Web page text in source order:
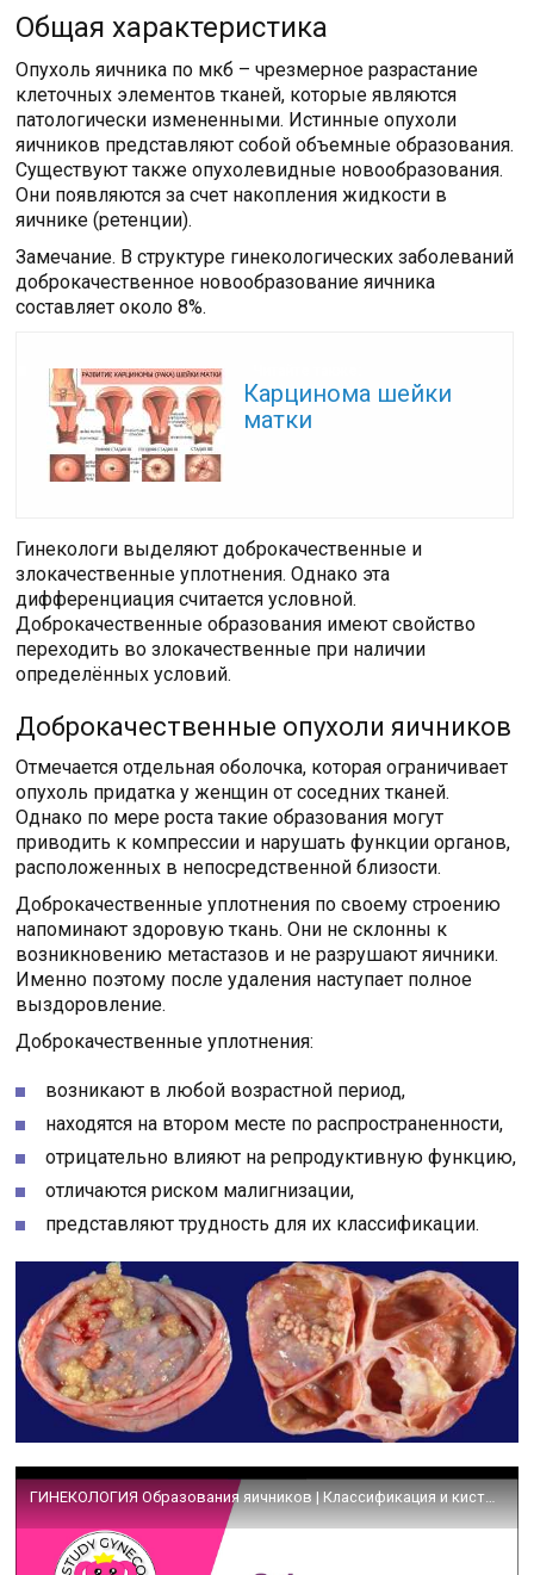
Общая характеристика
Опухоль яичника по мкб – чрезмерное разрастание
клеточных элементов тканей, которые являются
патологически измененными. Истинные опухоли
яичников представляют собой объемные образования.
Существуют также опухолевидные новообразования.
Они появляются за счет накопления жидкости в
яичнике (ретенции).
Замечание. В структуре гинекологических заболеваний
доброкачественное новообразование яичника
составляет около 8%.
Карцинома шейки
матки
Гинекологи выделяют доброкачественные и
злокачественные уплотнения. Однако эта
дифференциация считается условной.
Доброкачественные образования имеют свойство
переходить во злокачественные при наличии
определённых условий.
Доброкачественные опухоли яичников
Отмечается отдельная оболочка, которая ограничивает
опухоль придатка у женщин от соседних тканей.
Однако по мере роста такие образования могут
приводить к компрессии и нарушать функции органов,
расположенных в непосредственной близости.
Доброкачественные уплотнения по своему строению
напоминают здоровую ткань. Они не склонны к
возникновению метастазов и не разрушают яичники.
Именно поэтому после удаления наступает полное
выздоровление.
Доброкачественные уплотнения:
возникают в любой возрастной период,
находятся на втором месте по распространенности,
отрицательно влияют на репродуктивную функцию,
отличаются риском малигнизации,
представляют трудность для их классификации.
ГИНЕКОЛОГИЯ Образования яичников | Классификация и кисты – К ЭКЗАМЕНУ